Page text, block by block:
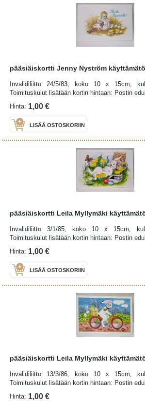
pääsiäiskortti Jenny Nyström
Invalidiliitto 24/5/83, koko 10 x 15cm,
Toimituskulut lisätään kortin hintaan: Postin
Hinta: 1,00 €
LISÄÄ OSTOSKORIIN
pääsiäiskortti Leila Myllymäki
Invalidiliitto 3/1/85, koko 10 x 15cm,
Toimituskulut lisätään kortin hintaan: Postin
Hinta: 1,00 €
LISÄÄ OSTOSKORIIN
pääsiäiskortti Leila Myllymäki
Invalidiliitto 13/3/86, koko 10 x 15cm,
Toimituskulut lisätään kortin hintaan: Postin
Hinta: 1,00 €